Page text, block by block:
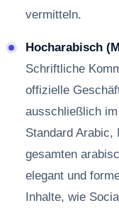
vermitteln.
Hocharabisch
Schriftliche
offizielle
ausschließlich
Standard
gesamten
elegant und
Inhalte, wie